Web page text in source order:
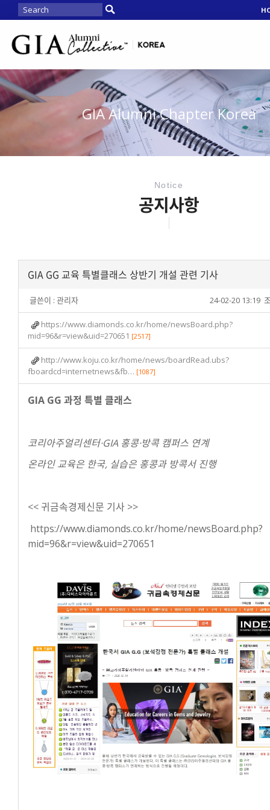
GIA Alumni Chapter Korea
Notice
공지사항
GIA GG 교육 특별클래스 상반기 개설 관련 기사
글쓴이 : 관리자 24-02-20 13:19
https://www.diamonds.co.kr/home/newsBoard.php?
mid=96&r=view&uid=270651 [2517]
http://www.koju.co.kr/home/news/boardRead.ubs?
fboardcd=internetnews&fb… [1087]
GIA GG 과정 특별 클래스
코리아주얼리센터·GIA 홍콩·방콕 캠퍼스 연계
온라인 교육은 한국, 실습은 홍콩과 방콕서 진행
<< 귀금속경제신문 기사 >>
https://www.diamonds.co.kr/home/newsBoard.php?
mid=96&r=view&uid=270651